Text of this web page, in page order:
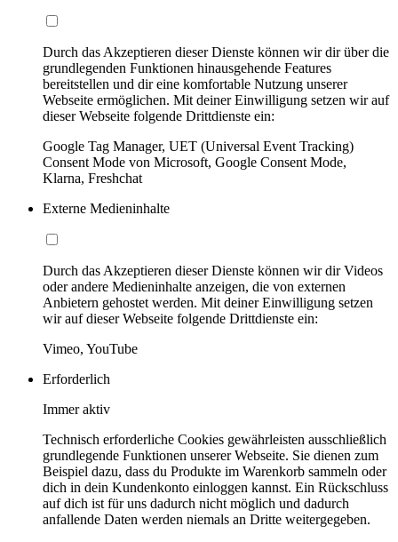
Durch das Akzeptieren dieser Dienste können wir dir über die
grundlegenden Funktionen hinausgehende Features
bereitstellen und dir eine komfortable Nutzung unserer
Webseite ermöglichen. Mit deiner Einwilligung setzen wir auf
dieser Webseite folgende Drittdienste ein:
Google Tag Manager, UET (Universal Event Tracking)
Consent Mode von Microsoft, Google Consent Mode,
Klarna, Freshchat
Externe Medieninhalte
Durch das Akzeptieren dieser Dienste können wir dir Videos
oder andere Medieninhalte anzeigen, die von externen
Anbietern gehostet werden. Mit deiner Einwilligung setzen
wir auf dieser Webseite folgende Drittdienste ein:
Vimeo, YouTube
Erforderlich
Immer aktiv
Technisch erforderliche Cookies gewährleisten ausschließlich
grundlegende Funktionen unserer Webseite. Sie dienen zum
Beispiel dazu, dass du Produkte im Warenkorb sammeln oder
dich in dein Kundenkonto einloggen kannst. Ein Rückschluss
auf dich ist für uns dadurch nicht möglich und dadurch
anfallende Daten werden niemals an Dritte weitergegeben.